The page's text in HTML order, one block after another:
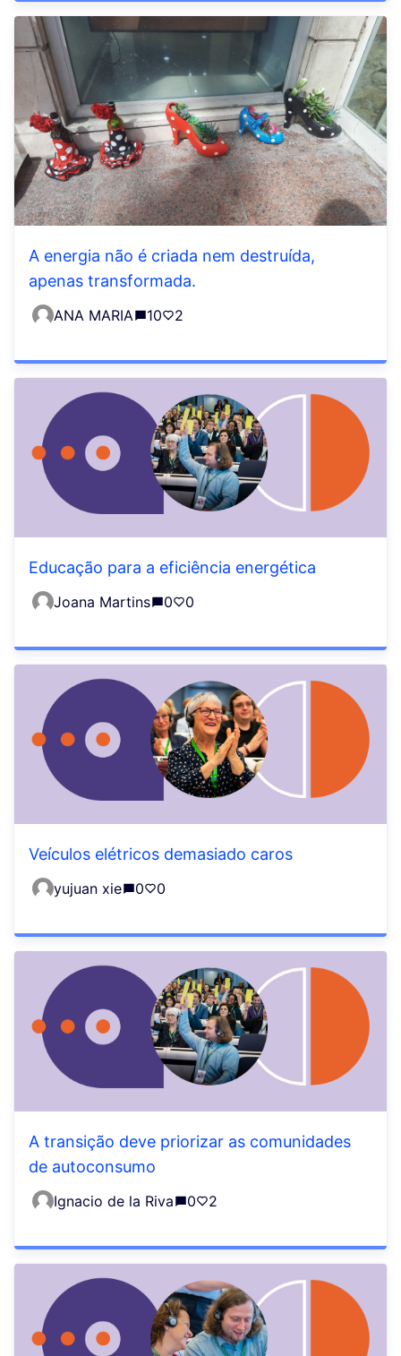
A energia não é criada nem destruída,
apenas transformada.
ANA MARIA 10 2
Educação para a eficiência energética
Joana Martins 0 0
Veículos elétricos demasiado caros
yujuan xie 0 0
A transição deve priorizar as comunidades
de autoconsumo
Ignacio de la Riva 0 2